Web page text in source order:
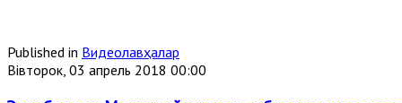
Published in Видеолавҳалар
Вівторок, 03 апрель 2018 00:00